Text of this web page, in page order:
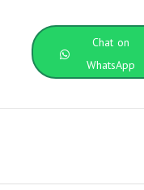
Chat on
WhatsApp